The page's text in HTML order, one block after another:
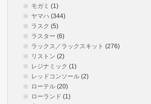
モガミ (1)
ヤマハ (344)
ラスク (5)
ラスター (6)
ラックス／ラックスキット (276)
リストン (2)
レジナミック (1)
レッドコンソール (2)
ローテル (20)
ローランド (1)